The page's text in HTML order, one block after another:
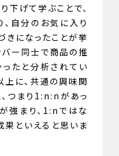
下げて学ぶことで、
自分のお気に入り
きになったことが挙
バー同士で商品の推
たと分析されてい
に、共通の興味関
つまり1:n:nがあっ
強まり、1:nではな
といえると思いま